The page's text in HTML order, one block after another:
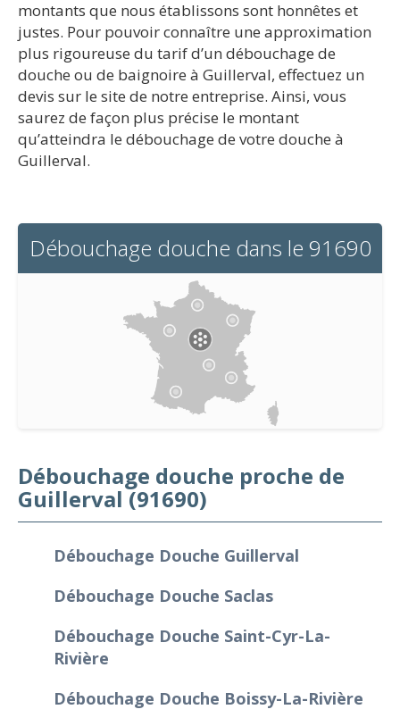
montants que nous établissons sont honnêtes et
justes. Pour pouvoir connaître une approximation
plus rigoureuse du tarif d’un débouchage de
douche ou de baignoire à Guillerval, effectuez un
devis sur le site de notre entreprise. Ainsi, vous
saurez de façon plus précise le montant
qu’atteindra le débouchage de votre douche à
Guillerval.
Débouchage douche dans le 91690
Débouchage douche proche de
Guillerval (91690)
Débouchage Douche Guillerval
Débouchage Douche Saclas
Débouchage Douche Saint-Cyr-La-
Rivière
Débouchage Douche Boissy-La-Rivière